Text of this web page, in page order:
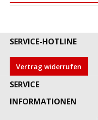
SERVICE-HOTLINE
Vertrag widerrufen
SERVICE
INFORMATIONEN